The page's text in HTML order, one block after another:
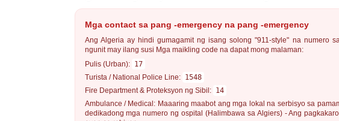
Mga contact sa pang -emergency na pang -emergency
Ang Algeria ay hindi gumagamit ng isang solong "911-style" na numero
ngunit may ilang susi Mga maikling code na dapat mong malaman:
Pulis (Urban):
17
Turista / National Police Line:
1548
Fire Department & Proteksyon ng Sibil:
14
Ambulance / Medical: Maaaring maabot ang mga lokal na serbisyo sa
dedikadong mga numero ng ospital (Halimbawa sa Algiers) - Ang